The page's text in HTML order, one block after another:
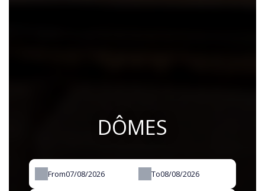
DÔMES
From To